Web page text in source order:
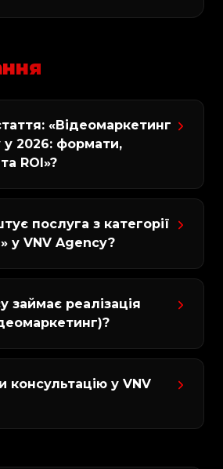
«Відеомаркетинг
у 2026: формати,
ROI»?
послуга з категорії
у VNV Agency?
займає реалізація
консультацію у VNV